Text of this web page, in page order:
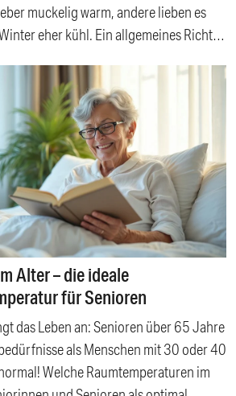
sollten Sie achten
muckelig warm, andere lieben es
eher kühl. Ein allgemeines Richtig
vom individuellen Empfinden ab
Mensch verschieden. Unbestritten ist
im Schlafzimmer bringen
sich. Angefangen bei eingesparter
Co2-Fußabdruck verringert bis hin
auf die Gesundheit. Warum es
im Schlafzimmer herunterzudrehen
das auf Geldbeutel und
Inhalt: Vier Gründe, die
sprechen Schlafverbesserung
nach dem Aufwachen Stärkung des
im Schlafzimmer: Kühl – aber nicht
gut zu schlafen
Alter – die ideale
für Senioren
das Leben an: Senioren über 65 Jahre
als Menschen mit 30 oder 40
Welche Raumtemperaturen im